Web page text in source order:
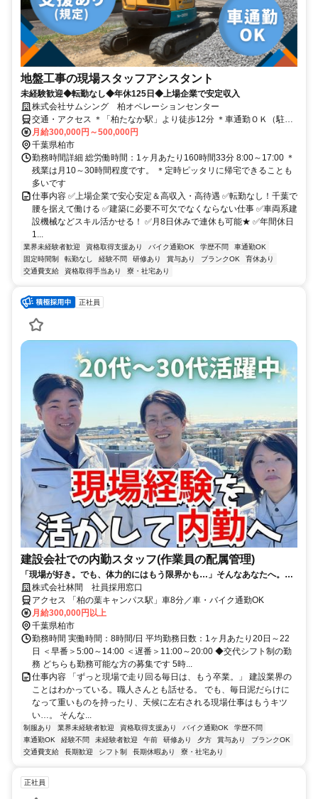
地盤工事の現場スタッフアシスタント
未経験歓迎◆転勤なし◆年休125日◆上場企業で安定収入
株式会社サムシング 柏オペレーションセンター
交通・アクセス ＊「柏たなか駅」より徒歩12分 ＊車通勤ＯＫ（駐車
場完備）＊転勤なし！
月給300,000円～500,000円
千葉県柏市
勤務時間詳細 総労働時間：1ヶ月あたり160時間33分 8:00～17:00 ＊
残業は月10～30時間程度です。 ＊定時ピッタリに帰宅できることも
多いです
仕事内容 ✅上場企業で安心安定＆高収入・高待遇 ✅転勤なし！千葉で
腰を据えて働ける ✅建築に必要不可欠でなくならない仕事 ✅車両系建
設機械などスキル活かせる！ ✅月8日休みで連休も可能★ ✅年間休日
1...
業界未経験者歓迎 資格取得支援あり バイク通勤OK 学歴不問
車通勤OK
固定時間制
転勤なし 経験不問 研修あり 賞与あり ブランクOK
育休あり
交通費支給
資格取得手当あり 寮・社宅あり
正社員
建設会社での内勤スタッフ(作業員の配属管理)
「現場が好き。でも、体力的にはもう限界かも…」そんなあなたへ。そ
の現場経験、これからは「オフィス」で活かしませんか？
株式会社林間 社員採用窓口
アクセス 「柏の葉キャンパス駅」車8分／車・バイク通勤OK
月給300,000円以上
千葉県柏市
勤務時間 実働時間：8時間/日 平均勤務日数：1ヶ月あたり20日～22
日 ＜早番＞5:00～14:00 ＜遅番＞11:00～20:00 ◆交代シフト制の勤
務 どちらも勤務可能な方の募集です 5時...
仕事内容 「ずっと現場で走り回る毎日は、もう卒業。」 建設業界の
ことはわかっている。職人さんとも話せる。 でも、毎日泥だらけに
なって重いものを持ったり、天候に左右される現場仕事はもうキツ
い…。 そんな...
制服あり 業界未経験者歓迎 資格取得支援あり バイク通勤OK
学歴不問
車通勤OK
経験不問 未経験者歓迎 午前 研修あり 夕方 賞与あり
ブランクOK
交通費支給
長期歓迎 シフト制 長期休暇あり 寮・社宅あり
正社員